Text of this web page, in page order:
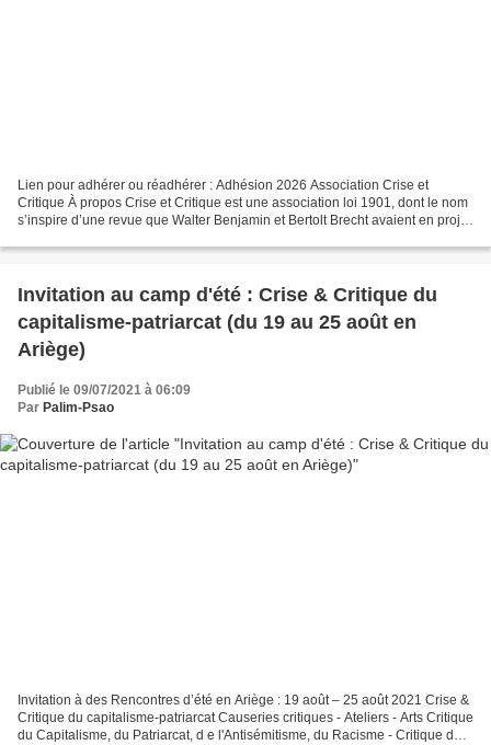
Lien pour adhérer ou réadhérer : Adhésion 2026 Association Crise et
Critique À propos Crise et Critique est une association loi 1901, dont le nom
s’inspire d’une revue que Walter Benjamin et Bertolt Brecht avaient en projet
Invitation au camp d'été : Crise & Critique du
capitalisme-patriarcat (du 19 au 25 août en
Ariège)
Publié le 09/07/2021 à 06:09
Par Palim-Psao
Invitation à des Rencontres d’été en Ariège : 19 août – 25 août 2021 Crise &
Critique du capitalisme-patriarcat Causeries critiques - Ateliers - Arts Critique
du Capitalisme, du Patriarcat, d e l'Antisémitisme, du Racisme - Critique des